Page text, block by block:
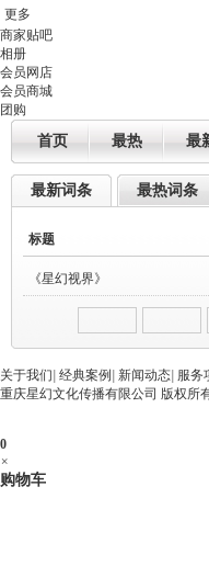
更多
商家贴吧
相册
会员网店
会员商城
团购
首页 最热 最
最新词条 最热词条
标题
《星幻视界》
2018-01-30 00:56:52
关于我们 经典案例 新闻动态 服务
重庆星幻文化传播有限公司 版权所
0
×
购物车